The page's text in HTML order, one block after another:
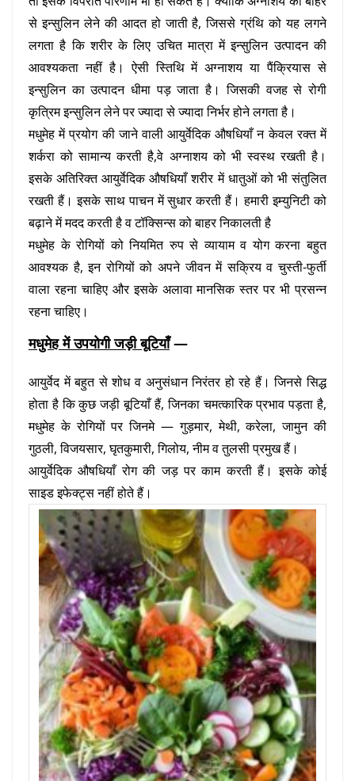
से इन्सुलिन लेने की आदत हो जाती है, जिससे ग्रंथि को यह लगने
लगता है कि शरीर के लिए उचित मात्रा में इन्सुलिन उत्पादन की
आवश्यकता नहीं है। ऐसी स्तिथि में अग्नाशय या पैंक्रियास से
इन्सुलिन का उत्पादन धीमा पड़ जाता है। जिसकी वजह से रोगी
कृत्रिम इन्सुलिन लेने पर ज्यादा से ज्यादा निर्भर होने लगता है।
मधुमेह में प्रयोग की जाने वाली आयुर्वेदिक औषधियाँ न केवल रक्त में
शर्करा को सामान्य करती है,वे अग्नाशय को भी स्वस्थ रखती है।
इसके अतिरिक्त आयुर्वेदिक औषधियाँ शरीर में धातुओं को भी संतुलित
रखती हैं। इसके साथ पाचन में सुधार करती हैं। हमारी इम्युनिटी को
बढ़ाने में मदद करती है व टॉक्सिन्स को बाहर निकालती है
मधुमेह के रोगियों को नियमित रुप से व्यायाम व योग करना बहुत
आवश्यक है, इन रोगियों को अपने जीवन में सक्रिय व चुस्ती-फुर्ती
वाला रहना चाहिए और इसके अलावा मानसिक स्तर पर भी प्रसन्न
रहना चाहिए।
मधुमेह में उपयोगी जड़ी बूटियाँ—
आयुर्वेद में बहुत से शोध व अनुसंधान निरंतर हो रहे हैं। जिनसे सिद्ध
होता है कि कुछ जड़ी बूटियाँ हैं, जिनका चमत्कारिक प्रभाव पड़ता है,
मधुमेह के रोगियों पर जिनमे — गुड़मार, मेथी, करेला, जामुन की
गुठली, विजयसार, घृतकुमारी, गिलोय, नीम व तुलसी प्रमुख हैं।
आयुर्वेदिक औषधियाँ रोग की जड़ पर काम करती हैं। इसके कोई
साइड इफेक्ट्स नहीं होते हैं।